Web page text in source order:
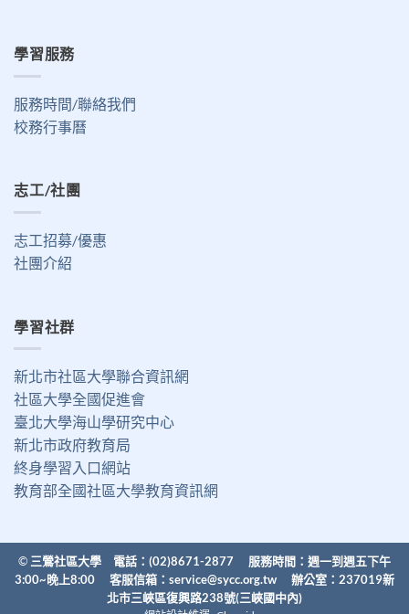
學習服務
服務時間/聯絡我們
校務行事曆
志工/社團
志工招募/優惠
社團介紹
學習社群
新北市社區大學聯合資訊網
社區大學全國促進會
臺北大學海山學研究中心
新北市政府教育局
終身學習入口網站
教育部全國社區大學教育資訊網
© 三鶯社區大學 電話：(02)8671-2877 服務時間：週一到週五下午
3:00~晚上8:00 客服信箱： service@sycc.org.tw 辦公室：237019新
北市三峽區復興路238號(三峽國中內)